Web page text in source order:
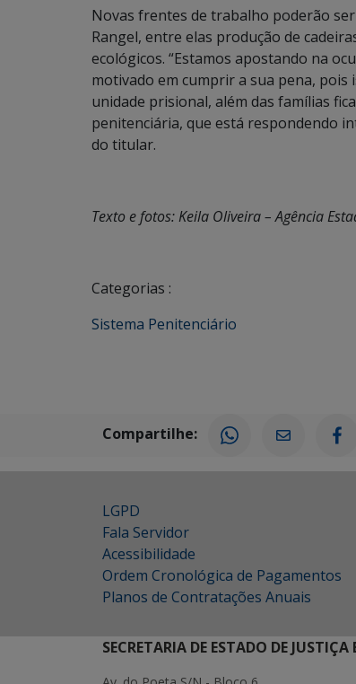
Novas frentes de trabalho poderão
Rangel, entre elas produção de
ecológicos. “Estamos apostando na
motivado em cumprir a sua pena, pois
unidade prisional, além das famílias
penitenciária, que está respondendo
do titular.
Texto e fotos: Keila Oliveira – Agência
Categorias :
Sistema Penitenciário
Compartilhe:
LGPD
Fala Servidor
Acessibilidade
Ordem Cronológica de Pagamentos
Planos de Contratações Anuais
SECRETARIA DE ESTADO DE